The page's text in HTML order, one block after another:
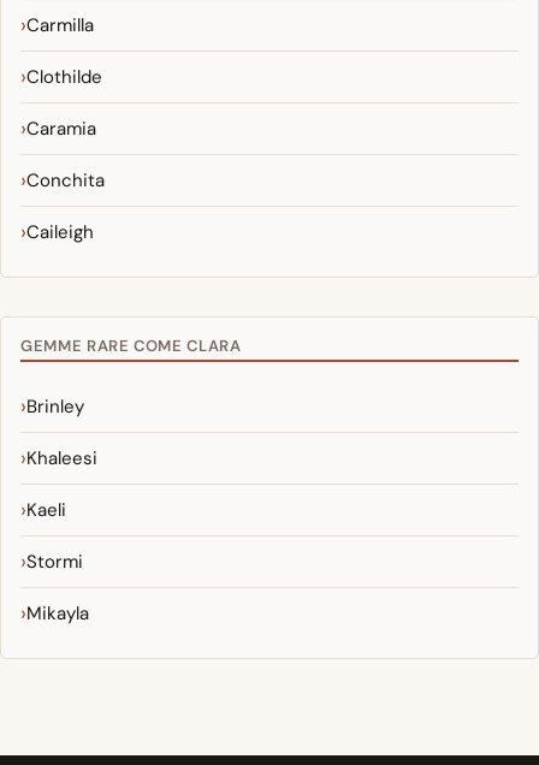
Carmilla
Clothilde
Caramia
Conchita
Caileigh
GEMME RARE COME CLARA
Brinley
Khaleesi
Kaeli
Stormi
Mikayla